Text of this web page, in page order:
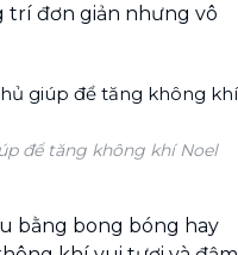
trí đơn giản nhưng vô
để tăng không khí Noel
bằng bong bóng hay